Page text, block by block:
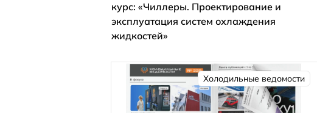
курс: «Чиллеры. Проектирование и
эксплуатация систем охлаждения
жидкостей»
Холодильные ведомости